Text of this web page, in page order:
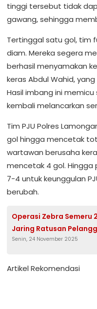
tinggi tersebut tidak
gawang, sehingga
Tertinggal satu gol, tim
diam. Mereka segera
berhasil menyamakan
keras Abdul Wahid,
Hasil imbang ini
kembali melancarkan
Tim PJU Polres
gol hingga mencetak
wartawan berusaha
mencetak 4 gol. Hingga
7-4 untuk keunggulan
berubah.
Operasi Zebra Semeru
Jaring Ratusan
Seminggu, Terobos
Senin, 24 November 2025
Artikel Rekomendasi